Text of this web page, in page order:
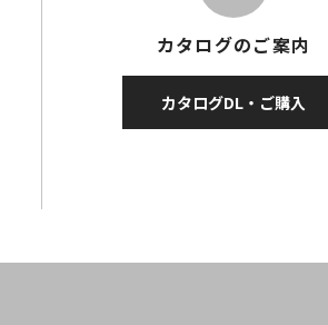
カタログのご案内
カタログDL・ご購入